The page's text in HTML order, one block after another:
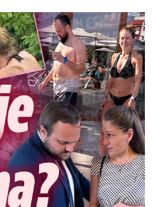
Kdo je tady královna?